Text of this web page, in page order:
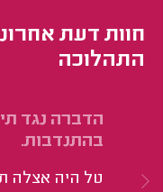
חוות דעת
התהלוכה
הדברה נגד
בהתנדבות.
טל היה אצלה